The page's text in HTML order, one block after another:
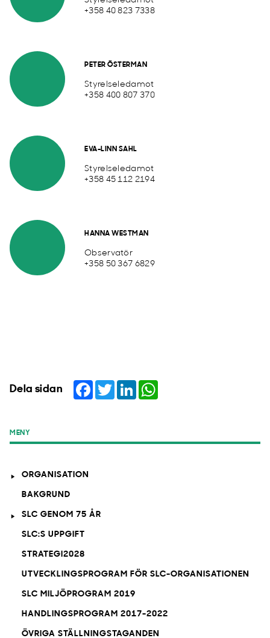
+358 40 823 7338
PETER ÖSTERMAN
Styrelseledamot
+358 400 807 370
EVA-LINN SAHL
Styrelseledamot
+358 45 112 2194
HANNA WESTMAN
Observatör
+358 50 367 6829
Dela sidan Facebook
TwitterLinkedIn
MENY
ORGANISATION
BAKGRUND
SLC GENOM 75 ÅR
SLC:S UPPGIFT
STRATEGI2028
UTVECKLINGSPROGRAM FÖR SLC-ORGANISATIONEN
SLC MILJÖPROGRAM 2019
HANDLINGSPROGRAM 2017-2022
ÖVRIGA STÄLLNINGSTAGANDEN